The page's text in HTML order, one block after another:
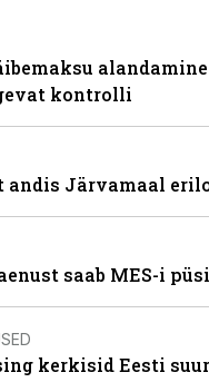
kontrolli
andis Järvamaal
saab MES-i
kerkisid Eesti